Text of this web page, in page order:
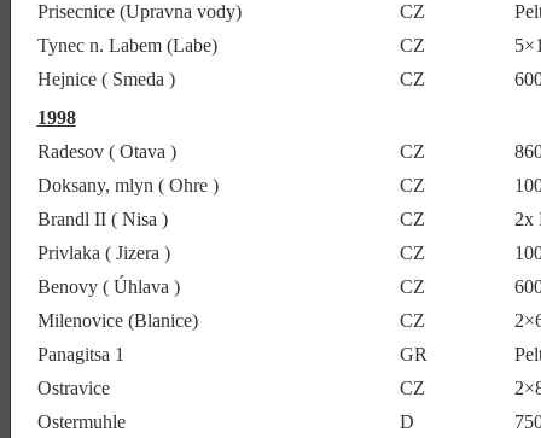
Prisecnice (Upravna vody)
CZ
Tynec n. Labem (Labe)
CZ
Hejnice ( Smeda )
CZ
1998
Radesov ( Otava )
CZ
Doksany, mlyn ( Ohre )
CZ
Brandl II ( Nisa )
CZ
2x
Privlaka ( Jizera )
CZ
Benovy ( Úhlava )
CZ
Milenovice (Blanice)
CZ
Panagitsa 1
GR
Ostravice
CZ
Ostermuhle
D